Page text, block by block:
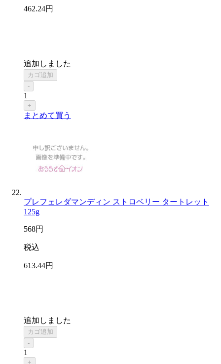
462.24円
追加しました
カゴ追加
-
1
+
まとめて買う
プレフェレダマンディン ストロベリー タートレット
125g
568円
税込
613.44円
追加しました
カゴ追加
-
1
+